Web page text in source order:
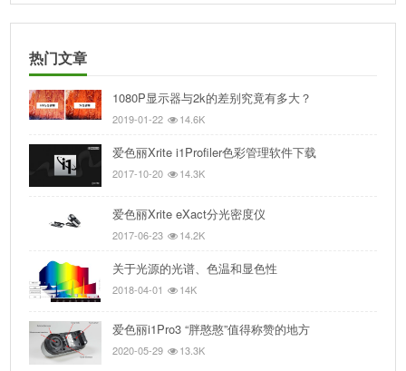
热门文章
1080P显示器与2k的差别究竟有多大？
2019-01-22 14.6K
爱色丽Xrite i1Profiler色彩管理软件下载
2017-10-20 14.3K
爱色丽Xrite eXact分光密度仪
2017-06-23 14.2K
关于光源的光谱、色温和显色性
2018-04-01 14K
爱色丽i1Pro3 “胖憨憨”值得称赞的地方
2020-05-29 13.3K